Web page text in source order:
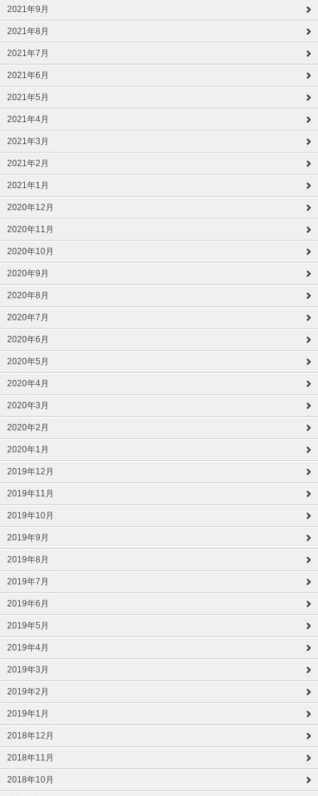
2021年9月
2021年8月
2021年7月
2021年6月
2021年5月
2021年4月
2021年3月
2021年2月
2021年1月
2020年12月
2020年11月
2020年10月
2020年9月
2020年8月
2020年7月
2020年6月
2020年5月
2020年4月
2020年3月
2020年2月
2020年1月
2019年12月
2019年11月
2019年10月
2019年9月
2019年8月
2019年7月
2019年6月
2019年5月
2019年4月
2019年3月
2019年2月
2019年1月
2018年12月
2018年11月
2018年10月